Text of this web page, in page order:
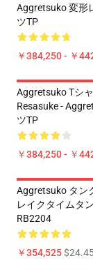
Aggretsuko 変形
ツTP
￥384,250 - ￥
Aggretsuko Tシ
Resasuke -
ツTP
￥384,250 - ￥
Aggretsuko タン
レイクタイムタ
RB2204
￥354,525